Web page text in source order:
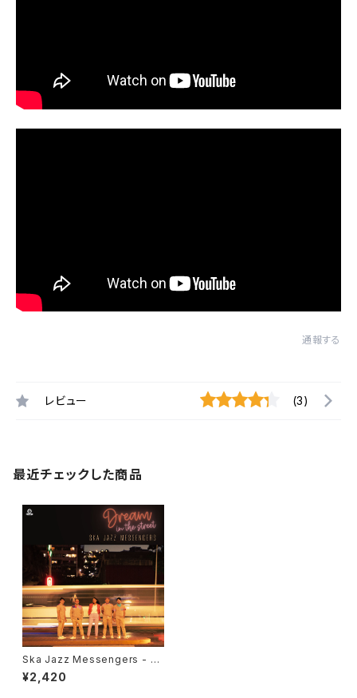
通報する
レビュー (3)
最近チェックした商品
Ska Jazz Messengers - Dr
eam In The Street "7"
¥2,420